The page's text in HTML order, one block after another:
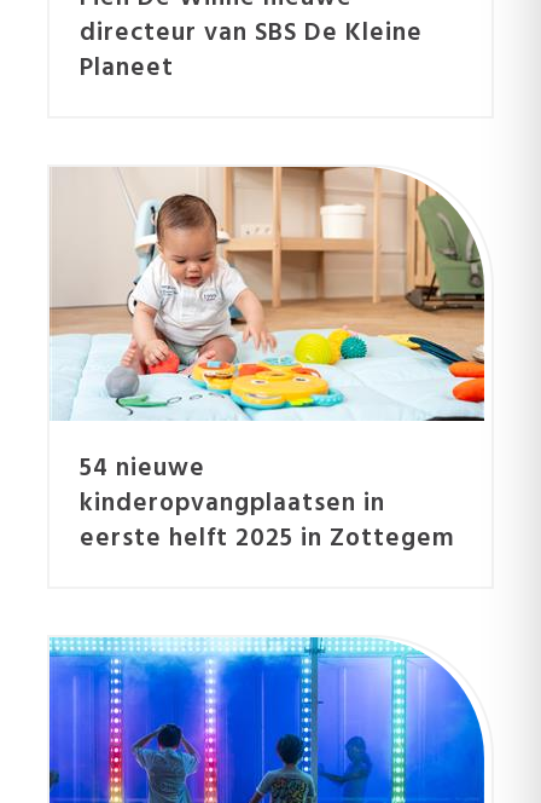
directeur van SBS De Kleine
Planeet
54 nieuwe
kinderopvangplaatsen in
eerste helft 2025 in Zottegem